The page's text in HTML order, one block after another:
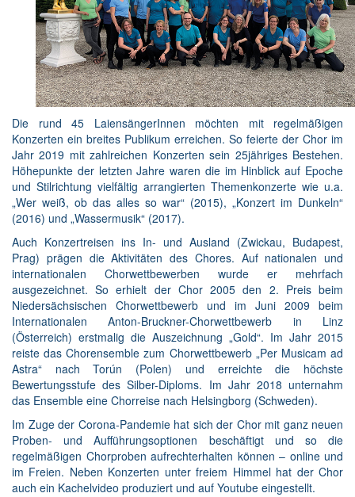
Die rund 45 LaiensängerInnen möchten mit regelmäßigen
Konzerten ein breites Publikum erreichen. So feierte der Chor im
Jahr 2019 mit zahlreichen Konzerten sein 25jähriges Bestehen.
Höhepunkte der letzten Jahre waren die im Hinblick auf Epoche
und Stilrichtung vielfältig arrangierten Themenkonzerte wie u.a.
„Wer weiß, ob das alles so war“ (2015), „Konzert im Dunkeln“
(2016) und „Wassermusik“ (2017).
Auch Konzertreisen ins In- und Ausland (Zwickau, Budapest,
Prag) prägen die Aktivitäten des Chores. Auf nationalen und
internationalen Chorwettbewerben wurde er mehrfach
ausgezeichnet. So erhielt der Chor 2005 den 2. Preis beim
Niedersächsischen Chorwettbewerb und im Juni 2009 beim
Internationalen Anton-Bruckner-Chorwettbewerb in Linz
(Österreich) erstmalig die Auszeichnung „Gold“. Im Jahr 2015
reiste das Chorensemble zum Chorwettbewerb „Per Musicam ad
Astra“ nach Torún (Polen) und erreichte die höchste
Bewertungsstufe des Silber-Diploms. Im Jahr 2018 unternahm
das Ensemble eine Chorreise nach Helsingborg (Schweden).
Im Zuge der Corona-Pandemie hat sich der Chor mit ganz neuen
Proben- und Aufführungsoptionen beschäftigt und so die
regelmäßigen Chorproben aufrechterhalten können – online und
im Freien. Neben Konzerten unter freiem Himmel hat der Chor
auch ein Kachelvideo produziert und auf Youtube eingestellt.